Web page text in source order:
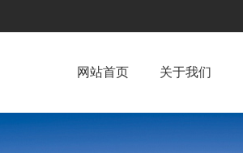
网站首页 关于我们